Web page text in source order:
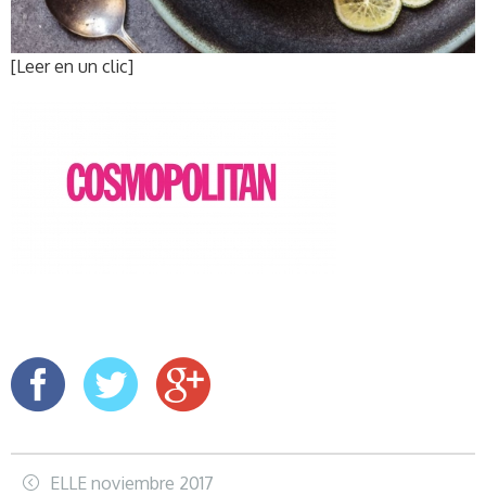
[Leer en un clic]
ELLE noviembre 2017